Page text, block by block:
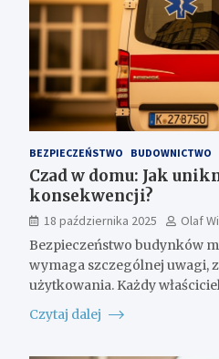
BEZPIECZEŃSTWO BUDOWNICTWO
Czad w domu: Jak
konsekwencji?
18 października 2025
Olaf
Bezpieczeństwo budynków
wymaga szczególnej uwagi,
użytkowania. Każdy
Czytaj dalej